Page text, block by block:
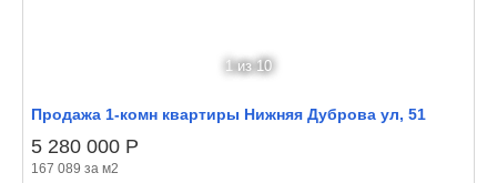
1из 10
Продажа 1-комн квартиры Нижняя Дуброва ул, 51
5 280 000 Р
167 089 за м2